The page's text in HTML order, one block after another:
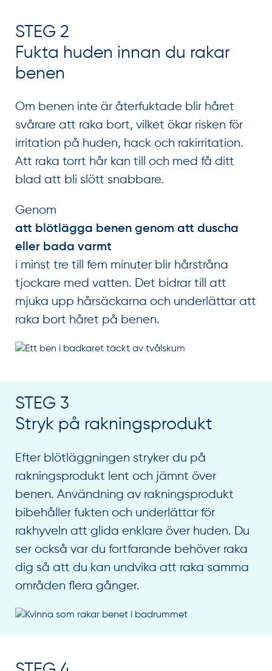
STEG 2
Fukta huden innan du rakar
benen
Om benen inte är återfuktade blir håret
svårare att raka bort, vilket ökar risken för
irritation på huden, hack och rakirritation.
Att raka torrt hår kan till och med få ditt
blad att bli slött snabbare.
Genom
att blötlägga benen genom att duscha
eller bada varmt
i minst tre till fem minuter blir hårstråna
tjockare med vatten. Det bidrar till att
mjuka upp hårsäckarna och underlättar att
raka bort håret på benen.
STEG 3
Stryk på rakningsprodukt
Efter blötläggningen stryker du på
rakningsprodukt lent och jämnt över
benen. Användning av rakningsprodukt
bibehåller fukten och underlättar för
rakhyveln att glida enklare över huden. Du
ser också var du fortfarande behöver raka
dig så att du kan undvika att raka samma
områden flera gånger.